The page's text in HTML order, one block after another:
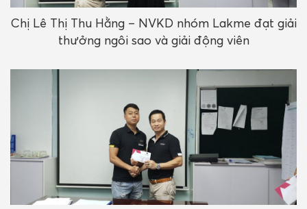
Chị Lê Thị Thu Hằng – NVKD nhóm Lakme đạt giải
thưởng ngôi sao và giải động viên